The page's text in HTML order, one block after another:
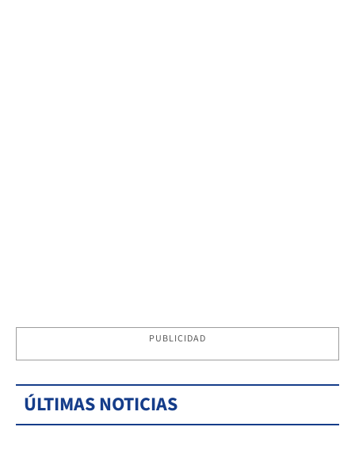
PUBLICIDAD
ÚLTIMAS NOTICIAS